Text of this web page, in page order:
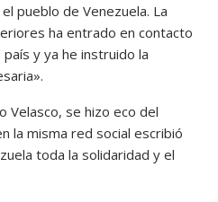
pueblo de Venezuela. La
ha entrado en contacto
y ya he instruido la
Velasco, se hizo eco del
la misma red social escribió
toda la solidaridad y el